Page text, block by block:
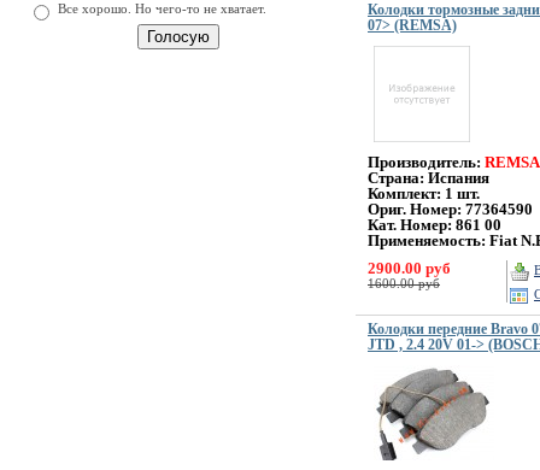
Все хорошо. Но чего-то не хватает.
Колодки тормозные
07> (REMSA)
Производитель: REMSA
Страна: Испания
Комплект: 1 шт.
Ориг. Номер: 77364590
Кат. Номер: 861 00
Применяемость: Fiat
2900.00 руб
1600.00 руб
Колодки передние Bravo
JTD , 2.4 20V 01->